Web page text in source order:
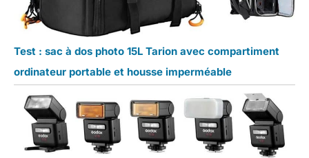
Test : sac à dos photo 15L Tarion avec compartiment
ordinateur portable et housse imperméable